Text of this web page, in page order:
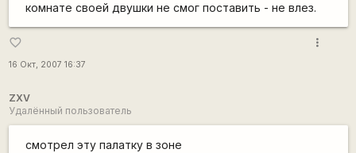
комнате своей двушки не смог поставить - не влез.
favorite_border
16 Окт, 2007 16:37
more_vert
ZXV
Удалённый пользователь
смотрел эту палатку в зоне